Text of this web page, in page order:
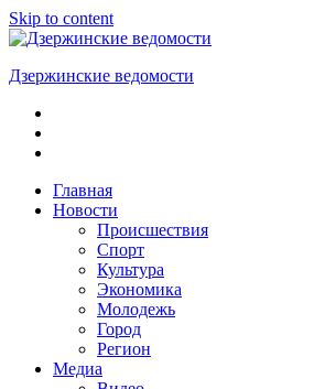
Skip to content
Дзержинские ведомости
ОБЩЕСТВЕННО-
ПОЛИТИЧЕСКАЯ
ГАЗЕТАГлавная
Новости
Происшествия
Спорт
Культура
Экономика
Молодежь
Город
Регион
Медиа